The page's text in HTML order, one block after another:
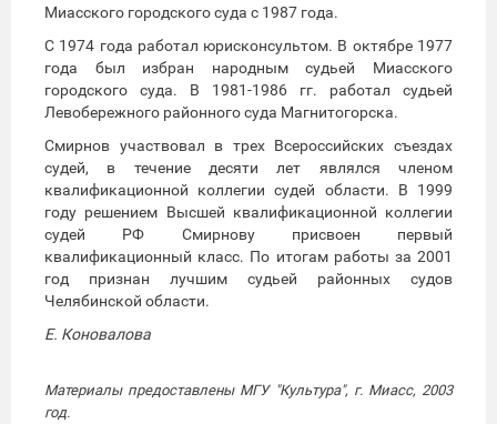
Миасского городского суда с 1987 года.
С 1974 года работал юрисконсультом. В октябре 1977
года был избран народным судьей Миасского
городского суда. В 1981-1986 гг. работал судьей
Левобережного районного суда Магнитогорска.
Смирнов участвовал в трех Всероссийских съездах
судей, в течение десяти лет являлся членом
квалификационной коллегии судей области. В 1999
году решением Высшей квалификационной коллегии
судей РФ Смирнову присвоен первый
квалификационный класс. По итогам работы за 2001
год признан лучшим судьей районных судов
Челябинской области.
Е. Коновалова
Материалы предоставлены МГУ "Культура", г. Миасс, 2003
год.